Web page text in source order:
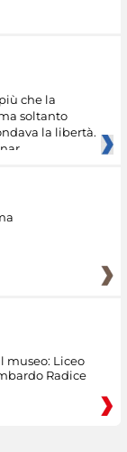
che la
soltanto
la libertà.
museo: Liceo
Radice